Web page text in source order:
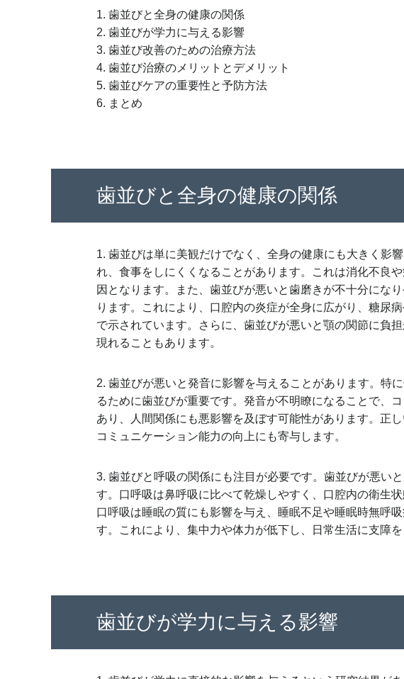
1. 歯並びと全身の健康の関係
2. 歯並びが学力に与える影響
3. 歯並び改善のための治療方法
4. 歯並び治療のメリットとデメリット
5. 歯並びケアの重要性と予防方法
6. まとめ
歯並びと全身の健康の関係
1. 歯並びは単に美観だけでなく、全身の健康にも大きく影
れ、食事をしにくくなることがあります。これは消化不良
因となります。また、歯並びが悪いと歯磨きが不十分にな
ります。これにより、口腔内の炎症が全身に広がり、糖尿
で示されています。さらに、歯並びが悪いと顎の関節に負
現れることもあります。
2. 歯並びが悪いと発音に影響を与えることがあります。特
るために歯並びが重要です。発音が不明瞭になることで、
あり、人間関係にも悪影響を及ぼす可能性があります。正
コミュニケーション能力の向上にも寄与します。
3. 歯並びと呼吸の関係にも注目が必要です。歯並びが悪い
す。口呼吸は鼻呼吸に比べて乾燥しやすく、口腔内の衛生
口呼吸は睡眠の質にも影響を与え、睡眠不足や睡眠時無呼
す。これにより、集中力や体力が低下し、日常生活に支障を
歯並びが学力に与える影響